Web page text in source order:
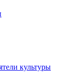
культуры